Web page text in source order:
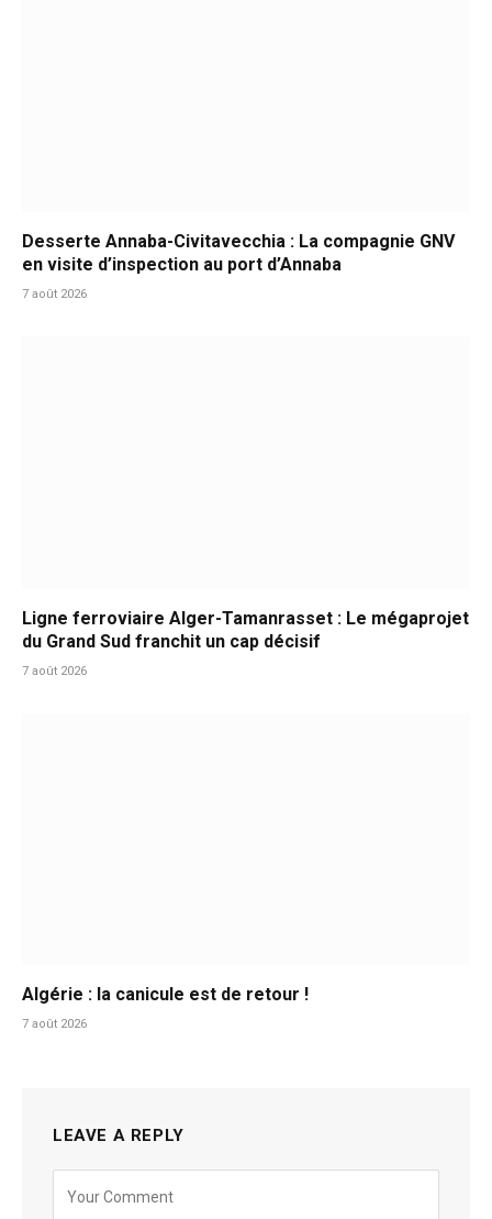
Desserte Annaba-Civitavecchia : La compagnie GNV
en visite d’inspection au port d’Annaba
7 août 2026
Ligne ferroviaire Alger-Tamanrasset : Le mégaprojet
du Grand Sud franchit un cap décisif
7 août 2026
Algérie : la canicule est de retour !
7 août 2026
LEAVE A REPLY